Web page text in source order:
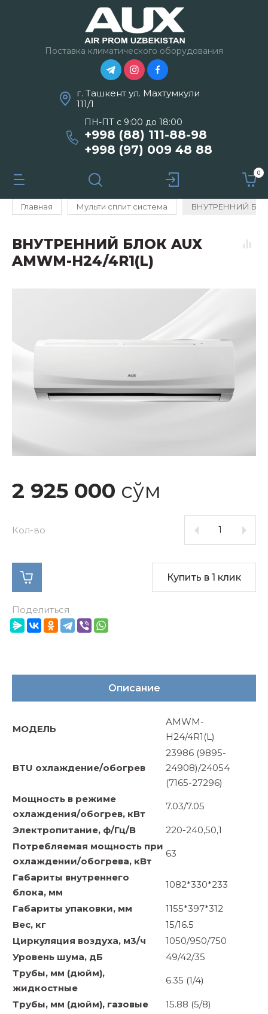
Поставка климатического оборудования
г. Ташкент ул. Махтумкули
111/1
ПН-ПТ с 9:00 до 18:00
+998 (88) 111-88-98
+998 (97) 009 48 88
0
Главная Мульти сплит система ВНУТРЕННИЙ БЛОК
ВНУТРЕННИЙ БЛОК AUX
AMWM-H24/4R1(L)
2 925 000 сўм
Кол-во
Купить в 1 клик
Поделиться
Описание
МОДЕЛЬ
AMWM-
H24/4R1(L)
BTU охлаждение/обогрев
23986 (9895-
24908)/24054
(7165-27296)
Мощность в режиме
охлаждения/обогрев, кВт
7.03/7.05
Электропитание, ф/Гц/В
220-240,50,1
Потребляемая мощность при
охлаждении/обогрева, кВт
63
Габариты внутреннего
блока, мм
1082*330*233
Габариты упаковки, мм
1155*397*312
Вес, кг
15/16.5
Циркуляция воздуха, м3/ч
1050/950/750
Уровень шума, дБ
49/42/35
Трубы, мм (дюйм),
жидкостные
6.35 (1/4)
Трубы, мм (дюйм), газовые
15.88 (5/8)